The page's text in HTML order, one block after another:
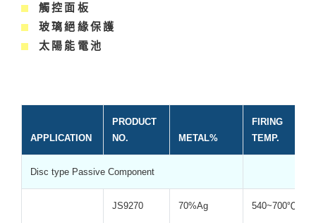
觸控面板
玻璃絕緣保護
太陽能電池
APPLICATION
PRODUCT
NO.
METAL%
FIRING
TEMP.
Disc type Passive Component
JS9270 70%Ag 540~700℃